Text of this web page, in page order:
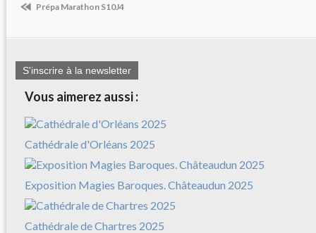
Prépa Marathon S10J4
S'inscrire à la newsletter
Vous aimerez aussi :
Cathédrale d'Orléans 2025
Exposition Magies Baroques. Châteaudun 2025
Cathédrale de Chartres 2025